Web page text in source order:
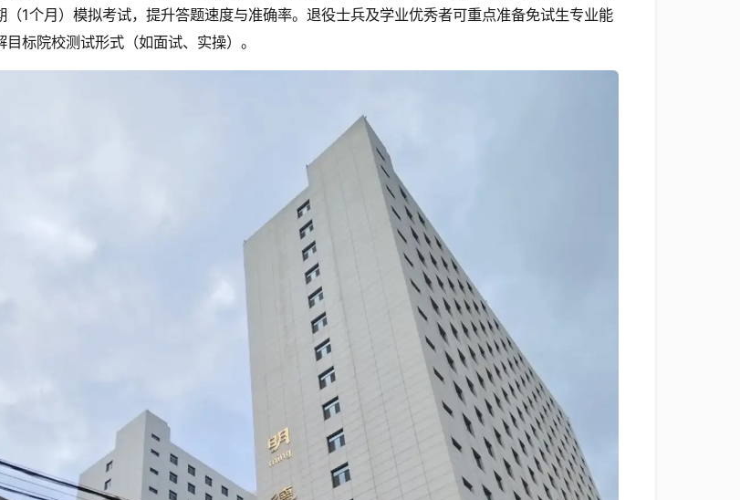
（1个月）模拟考试，提升答题速度与准确率。退役士兵及学业优秀者可重点准备免试生专业能
标院校测试形式（如面试、实操）。